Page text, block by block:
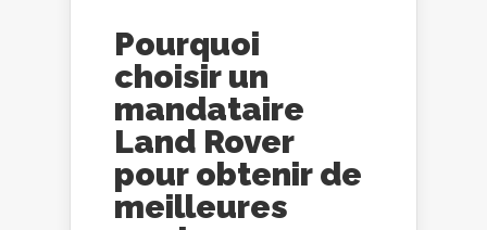
Pourquoi
choisir un
mandataire
Land Rover
pour obtenir de
meilleures